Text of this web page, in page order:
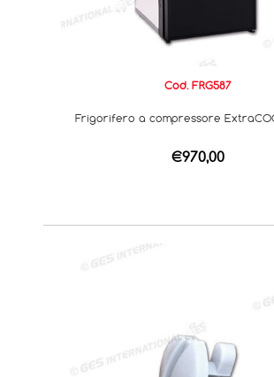
Cod. FRG587
Frigorifero a compressore
€970,00